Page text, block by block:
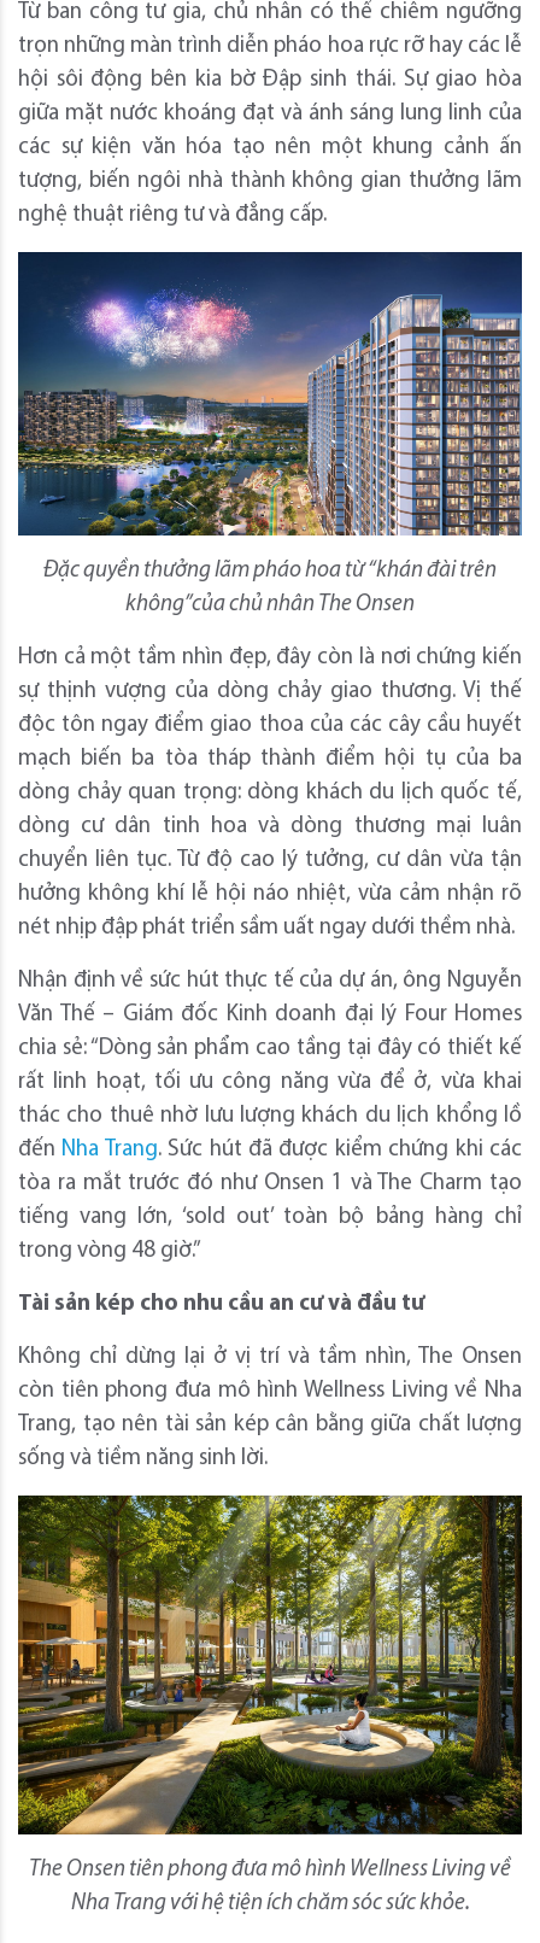
Từ ban công tư gia, chủ nhân có thể chiêm ngưỡng
trọn những màn trình diễn pháo hoa rực rỡ hay các lễ
hội sôi động bên kia bờ Đập sinh thái. Sự giao hòa
giữa mặt nước khoáng đạt và ánh sáng lung linh của
các sự kiện văn hóa tạo nên một khung cảnh ấn
tượng, biến ngôi nhà thành không gian thưởng lãm
nghệ thuật riêng tư và đẳng cấp.
Đặc quyền thưởng lãm pháo hoa từ “khán đài trên
không”của chủ nhân The Onsen
Hơn cả một tầm nhìn đẹp, đây còn là nơi chứng kiến
sự thịnh vượng của dòng chảy giao thương. Vị thế
độc tôn ngay điểm giao thoa của các cây cầu huyết
mạch biến ba tòa tháp thành điểm hội tụ của ba
dòng chảy quan trọng: dòng khách du lịch quốc tế,
dòng cư dân tinh hoa và dòng thương mại luân
chuyển liên tục. Từ độ cao lý tưởng, cư dân vừa tận
hưởng không khí lễ hội náo nhiệt, vừa cảm nhận rõ
nét nhịp đập phát triển sầm uất ngay dưới thềm nhà.
Nhận định về sức hút thực tế của dự án, ông Nguyễn
Văn Thế – Giám đốc Kinh doanh đại lý Four Homes
chia sẻ: “Dòng sản phẩm cao tầng tại đây có thiết kế
rất linh hoạt, tối ưu công năng vừa để ở, vừa khai
thác cho thuê nhờ lưu lượng khách du lịch khổng lồ
đến Nha Trang. Sức hút đã được kiểm chứng khi các
tòa ra mắt trước đó như Onsen 1 và The Charm tạo
tiếng vang lớn, ‘sold out’ toàn bộ bảng hàng chỉ
trong vòng 48 giờ.”
Tài sản kép cho nhu cầu an cư và đầu tư
Không chỉ dừng lại ở vị trí và tầm nhìn, The Onsen
còn tiên phong đưa mô hình Wellness Living về Nha
Trang, tạo nên tài sản kép cân bằng giữa chất lượng
sống và tiềm năng sinh lời.
The Onsen tiên phong đưa mô hình Wellness Living về
Nha Trang với hệ tiện ích chăm sóc sức khỏe.